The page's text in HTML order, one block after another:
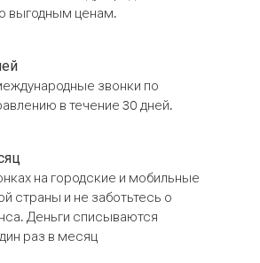
выгодным ценам.
звонки по
в течение 30 дней.
на городские и мобильные
страны и не заботьтесь о
Деньги списываются
раз в месяц